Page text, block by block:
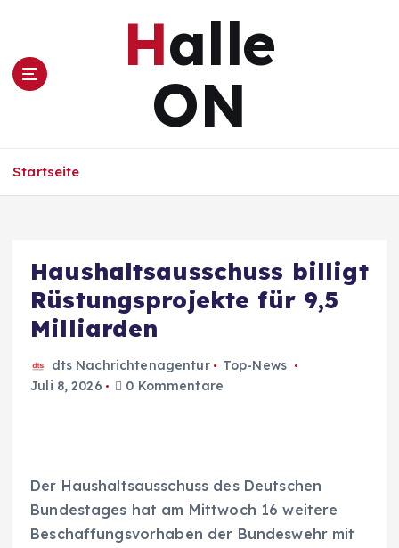
s
Halle
ON
Startseite
Haushaltsausschuss billigt
Rüstungsprojekte für 9,5
Milliarden
dts Nachrichtenagentur
Top-News
Juli 8, 2026
0 Kommentare
Der Haushaltsausschuss des Deutschen
Bundestages hat am Mittwoch 16 weitere
Beschaffungsvorhaben der Bundeswehr mit